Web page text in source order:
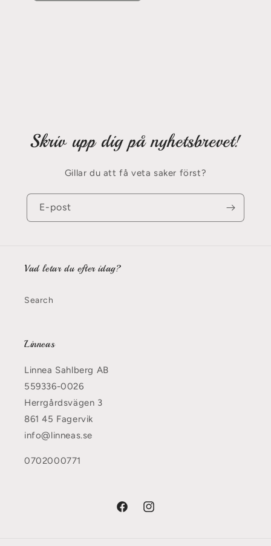
Skriv upp dig på nyhetsbrevet!
Gillar du att få veta saker först?
E-post
Vad letar du efter idag?
Search
Linneas
Linnea Sahlberg AB
559336-0026
Herrgårdsvägen 3
861 45 Fagervik
info@linneas.se
0702000771
FacebookInstagram